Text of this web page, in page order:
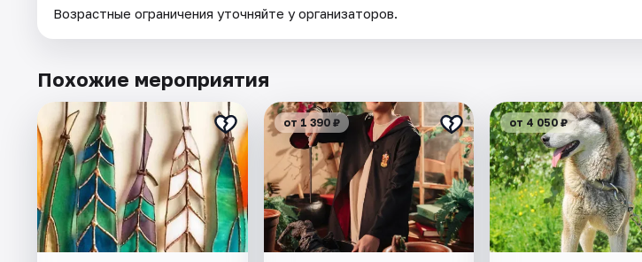
Возрастные ограничения уточняйте у организаторов.
Похожие мероприятия
от 1 390 ₽ от 4 050 ₽